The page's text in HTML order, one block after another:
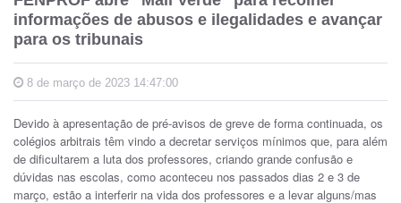
informações de abusos e ilegalidades e avançar
para os tribunais
8 de março de 2023 14:47:00
Devido à apresentação de pré-avisos de greve de forma continuada, os
colégios arbitrais têm vindo a decretar serviços mínimos que, para além
de dificultarem a luta dos professores, criando grande confusão e
dúvidas nas escolas, como aconteceu nos passados dias 2 e 3 de
março, estão a interferir na vida dos professores e a levar alguns/mas